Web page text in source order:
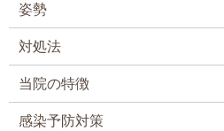
姿勢
対処法
当院の特徴
感染予防対策